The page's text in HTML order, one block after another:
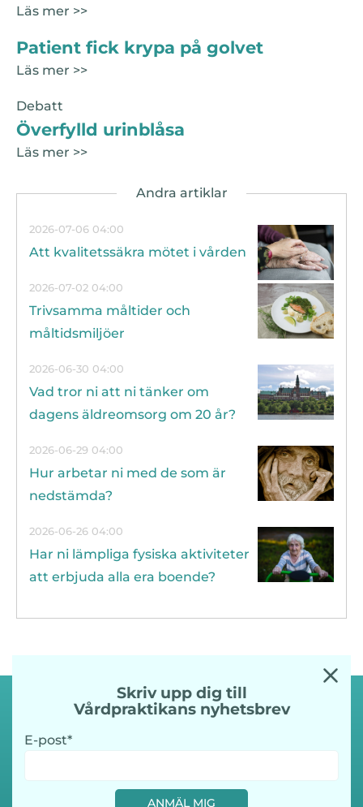
Läs mer >>
Patient fick krypa på golvet
Läs mer >>
Debatt
Överfylld urinblåsa
Läs mer >>
2026-07-06 04:00
Att kvalitetssäkra mötet i vården
2026-07-02 04:00
Trivsamma måltider och
måltidsmiljöer
2026-06-30 04:00
Vad tror ni att ni tänker om
dagens äldreomsorg om 20 år?
2026-06-29 04:00
Hur arbetar ni med de som är
nedstämda?
2026-06-26 04:00
Har ni lämpliga fysiska aktiviteter
att erbjuda alla era boende?
Skriv upp dig till
Vårdpraktikans nyhetsbrev
E-post
ANMÄL MIG